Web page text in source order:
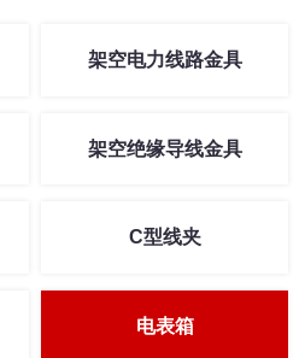
架空电力线路金具
架空绝缘导线金具
C型线夹
电表箱